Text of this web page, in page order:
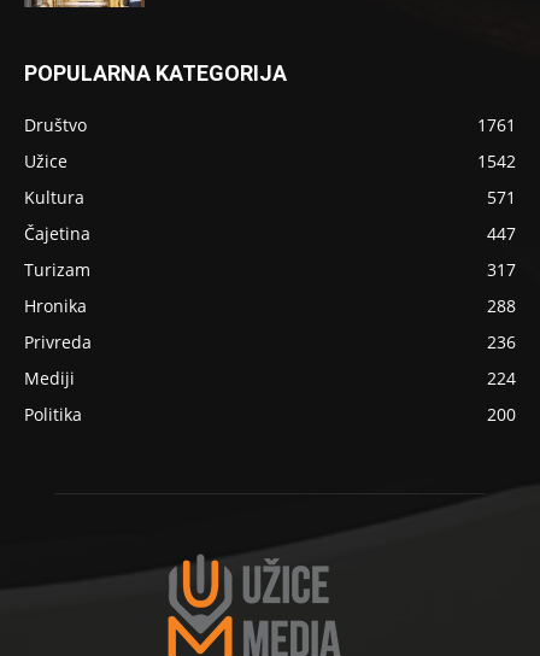
POPULARNA KATEGORIJA
Društvo
1761
Užice
1542
Kultura
571
Čajetina
447
Turizam
317
Hronika
288
Privreda
236
Mediji
224
Politika
200